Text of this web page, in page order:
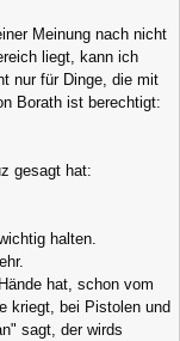
Meinung nach nicht
liegt, kann ich
nur für Dinge, die mit
Borath ist berechtigt:
gesagt hat:
halten.
hat, schon vom
kriegt, bei Pistolen und
sagt, der wirds